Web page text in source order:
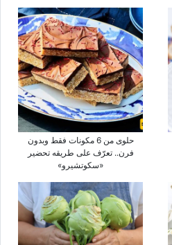
حلوى من 6 مکونات فقط وبدون
فرن.. تعرّف على طریقه تحضیر
«سکوتشیرو»